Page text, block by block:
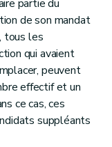
partie du
de son mandat
tous les
qui avaient
peuvent
effectif et un
ce cas, ces
suppléants